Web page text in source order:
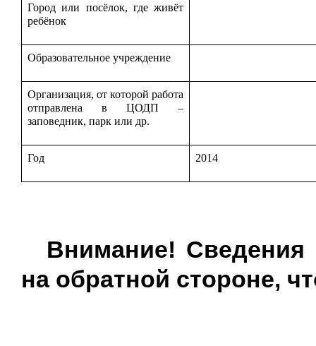
Город или посёлок, где живёт
ребёнок
Образовательное учреждение
Организация, от которой работа
отправлена в ЦОДП –
заповедник, парк или др.
Год 2014
Внимание! Сведения
на обратной стороне,